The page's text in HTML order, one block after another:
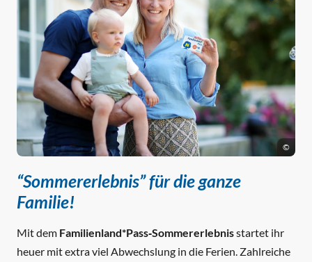
©
“Sommererlebnis” für die ganze
Familie!
Mit dem Familienland*Pass‑Sommererlebnisstartet ihr
heuer mit extra viel Abwechslung in die Ferien. Zahlreiche